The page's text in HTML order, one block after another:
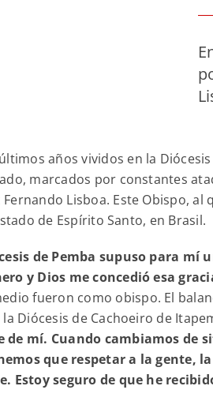
años vividos en la
marcados por constantes
Lisboa. Este Obispo, al
de Espírito Santo, en Brasil.
de Pemba supuso para
y Dios me concedió esa
fueron como obispo. El
Diócesis de Cachoeiro de
mí. Cuando cambiamos de
que respetar a la gente,
Estoy seguro de que he